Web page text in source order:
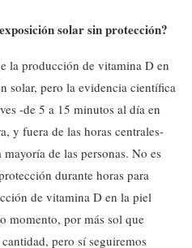
solar sin protección?
la producción de vitamina D en
solar, pero la evidencia científica
-de 5 a 15 minutos al día en
y fuera de las horas centrales-
de las personas. No es
durante horas para
de vitamina D en la piel
momento, por más sol que
pero sí seguiremos